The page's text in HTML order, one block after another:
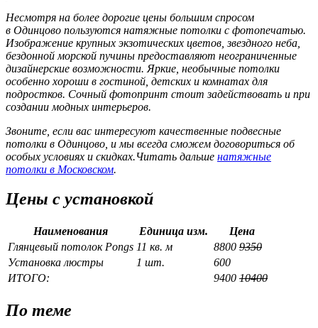
Несмотря на более дорогие цены большим спросом
в Одинцово пользуются натяжные потолки с фотопечатью.
Изображение крупных экзотических цветов, звездного неба,
бездонной морской пучины предоставляют неограниченные
дизайнерские возможности. Яркие, необычные потолки
особенно хороши в гостиной, детских и комнатах для
подростков. Сочный фотопринт стоит задействовать и при
создании модных интерьеров.
Звоните, если вас интересуют качественные подвесные
потолки в Одинцово, и мы всегда сможем договориться об
особых условиях и скидках.Читать дальше натяжные
потолки в Московском.
Цены с установкой
Наименования Единица изм.
Цена
Глянцевый потолок Pongs 11 кв. м 8800 9350
Установка люстры
1 шт.
600
ИТОГО:
9400 10400
По теме